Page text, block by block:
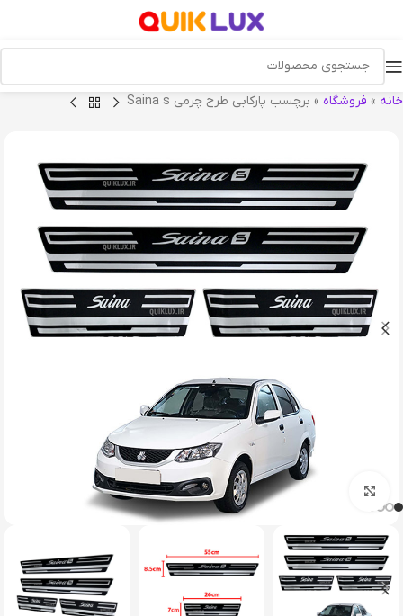
خانه » فروشگاه » برچسب پارکابی طرح چرمی Saina s
بزرگنمایی تصویر